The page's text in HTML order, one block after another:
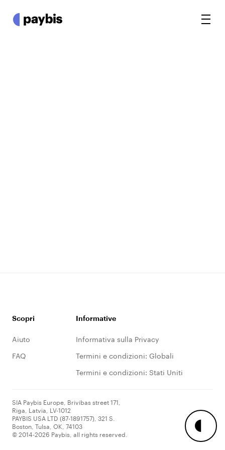
Scopri
Aiuto
FAQ
Informative
Informativa sulla Privacy
Termini e condizioni: Globali
Termini e condizioni: Stati Uniti
SIA Paybis Europe, Brivibas street 171,
Riga, Latvia, LV-1012
PAYBIS USA LTD (87-1891757), 321 S.
Boston, Tulsa, OK, 74103
© 2014-2026 Paybis, all rights reserved.